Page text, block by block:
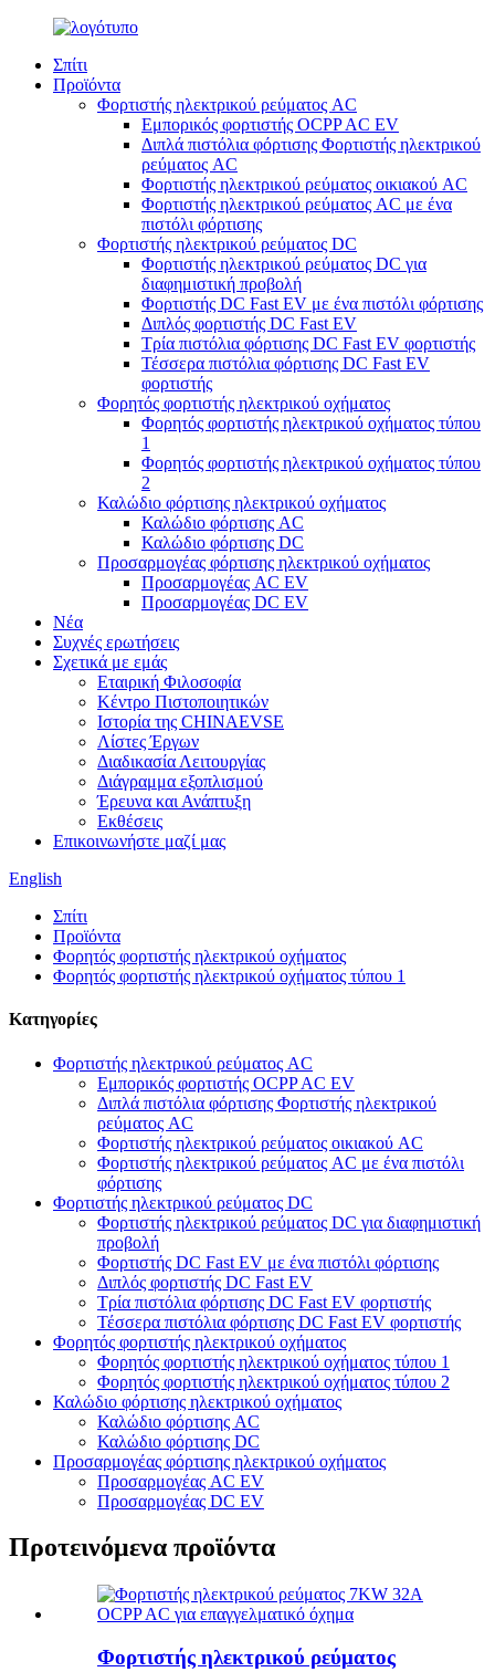
Σπίτι
Προϊόντα
Φορτιστής ηλεκτρικού ρεύματος AC
Εμπορικός φορτιστής OCPP AC EV
Διπλά πιστόλια φόρτισης Φορτιστής ηλεκτρικού
ρεύματος AC
Φορτιστής ηλεκτρικού ρεύματος οικιακού AC
Φορτιστής ηλεκτρικού ρεύματος AC με ένα
πιστόλι φόρτισης
Φορτιστής ηλεκτρικού ρεύματος DC
Φορτιστής ηλεκτρικού ρεύματος DC για
διαφημιστική προβολή
Φορτιστής DC Fast EV με ένα πιστόλι φόρτισης
Διπλός φορτιστής DC Fast EV
Τρία πιστόλια φόρτισης DC Fast EV φορτιστής
Τέσσερα πιστόλια φόρτισης DC Fast EV
φορτιστής
Φορητός φορτιστής ηλεκτρικού οχήματος
Φορητός φορτιστής ηλεκτρικού οχήματος τύπου
1
Φορητός φορτιστής ηλεκτρικού οχήματος τύπου
2
Καλώδιο φόρτισης ηλεκτρικού οχήματος
Καλώδιο φόρτισης AC
Καλώδιο φόρτισης DC
Προσαρμογέας φόρτισης ηλεκτρικού οχήματος
Προσαρμογέας AC EV
Προσαρμογέας DC EV
Νέα
Συχνές ερωτήσεις
Σχετικά με εμάς
Εταιρική Φιλοσοφία
Κέντρο Πιστοποιητικών
Ιστορία της CHINAEVSE
Λίστες Έργων
Διαδικασία Λειτουργίας
Διάγραμμα εξοπλισμού
Έρευνα και Ανάπτυξη
Εκθέσεις
Επικοινωνήστε μαζί μας
English
Σπίτι
Προϊόντα
Φορητός φορτιστής ηλεκτρικού οχήματος
Φορητός φορτιστής ηλεκτρικού οχήματος τύπου 1
Κατηγορίες
Φορτιστής ηλεκτρικού ρεύματος AC
Εμπορικός φορτιστής OCPP AC EV
Διπλά πιστόλια φόρτισης Φορτιστής ηλεκτρικού
ρεύματος AC
Φορτιστής ηλεκτρικού ρεύματος οικιακού AC
Φορτιστής ηλεκτρικού ρεύματος AC με ένα πιστόλι
φόρτισης
Φορτιστής ηλεκτρικού ρεύματος DC
Φορτιστής ηλεκτρικού ρεύματος DC για διαφημιστική
προβολή
Φορτιστής DC Fast EV με ένα πιστόλι φόρτισης
Διπλός φορτιστής DC Fast EV
Τρία πιστόλια φόρτισης DC Fast EV φορτιστής
Τέσσερα πιστόλια φόρτισης DC Fast EV φορτιστής
Φορητός φορτιστής ηλεκτρικού οχήματος
Φορητός φορτιστής ηλεκτρικού οχήματος τύπου 1
Φορητός φορτιστής ηλεκτρικού οχήματος τύπου 2
Καλώδιο φόρτισης ηλεκτρικού οχήματος
Καλώδιο φόρτισης AC
Καλώδιο φόρτισης DC
Προσαρμογέας φόρτισης ηλεκτρικού οχήματος
Προσαρμογέας AC EV
Προσαρμογέας DC EV
Προτεινόμενα προϊόντα
Φορτιστής ηλεκτρικού ρεύματος